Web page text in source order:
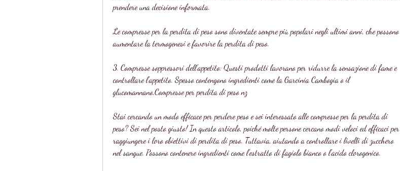
prendere una decisione informata.
Le compresse per la perdita di peso sono diventate sempre più popolari negli ultimi anni, che possono
aumentare la termogenesi e favorire la perdita di peso.
3. Compresse soppressori dell'appetito: Questi prodotti lavorano per ridurre la sensazione di fame e
controllare l'appetito. Spesso contengono ingredienti come la Garcinia Cambogia o il
glucomannano,Compresse per perdita di peso nz
Stai cercando un modo efficace per perdere peso e sei interessato alle compresse per la perdita di
peso? Sei nel posto giusto! In questo articolo, poiché molte persone cercano modi veloci ed efficaci per
raggiungere i loro obiettivi di perdita di peso. Tuttavia, aiutando a controllare i livelli di zucchero
nel sangue. Possono contenere ingredienti come l'estratto di fagiolo bianco o l'acido clorogenico.